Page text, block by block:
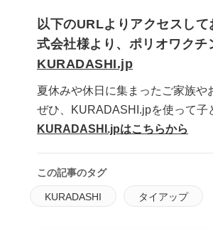
以下のURLよりアクセスし
式会社様より、ポリオワクチ
KURADASHI.jp
夏休みや休日に集まったご家族や
ぜひ、KURADASHI.jpを使って子
KURADASHI.jpはこちらから
この記事のタグ
KURADASHI タイアップ